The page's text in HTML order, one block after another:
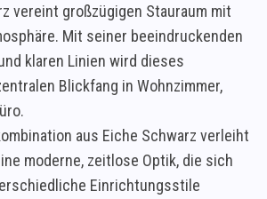
vereint großzügigen Stauraum mit
Mit seiner beeindruckenden
klaren Linien wird dieses
Blickfang in Wohnzimmer,
aus Eiche Schwarz verleiht
moderne, zeitlose Optik, die sich
Einrichtungsstile